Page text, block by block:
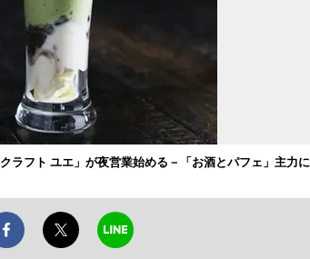
ラフト ユエ」が夜営業始める－「お酒とパフェ」主力に